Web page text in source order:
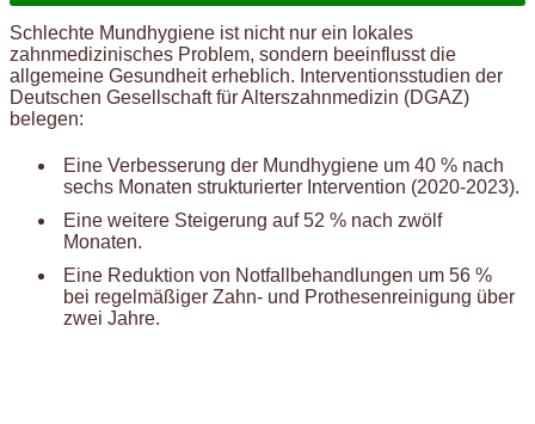
Schlechte Mundhygiene ist nicht nur ein lokales
zahnmedizinisches Problem, sondern beeinflusst die
allgemeine Gesundheit erheblich. Interventionsstudien der
Deutschen Gesellschaft für Alterszahnmedizin (DGAZ)
belegen:
Eine Verbesserung der Mundhygiene um 40 % nach
sechs Monaten strukturierter Intervention (2020-2023).
Eine weitere Steigerung auf 52 % nach zwölf
Monaten.
Eine Reduktion von Notfallbehandlungen um 56 %
bei regelmäßiger Zahn- und Prothesenreinigung über
zwei Jahre.